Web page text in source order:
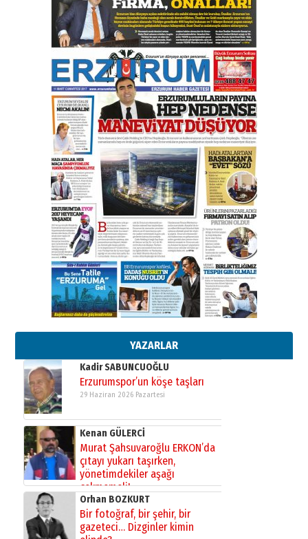
YAZARLAR
yönetimdekiler aşağı
çekmemeli!
17 Şubat 2026 SalıOrhan BOZKURT
Bir fotoğraf, bir şehir, bir
gazeteci… Dizginler kimin
elinde?
31 Mart 2026 Salı
A. Berhan Yılmaz
BİR BÖLÜM DEĞİL, BİR ÖMÜR
SEÇİYORSUNUZ… “NEDEN
ATATÜRK ÜNİVERSİTESİ?”
28 Temmuz 2026 Salı
Ahmet Gökhan YAZICI
Ahmed Yesevi’den bir Alperen…
”Reisimiz” idi… Hakka yürüdü.!
26 Mart 2026 Perşembe
Cem Bakırcı
Ardında bıraktığı hatıralarıyla
gönül adamı Faruk Terzioğlu!
13 Mayıs 2026 Çarşamba
Esat BİNDESEN
Başkan Sekmen’den Erzurum’a
bir vizyon proje daha!
02 Ağustos 2026 Pazar
Kadir SABUNCUOĞLU
Erzurumspor’un köşe taşları
29 Haziran 2026 Pazartesi
Kenan GÜLERCİ
Murat Şahsuvaroğlu ERKON’da
çıtayı yukarı taşırken,
yönetimdekiler aşağı
çekmemeli!
17 Şubat 2026 SalıOrhan BOZKURT
Bir fotoğraf, bir şehir, bir
gazeteci… Dizginler kimin